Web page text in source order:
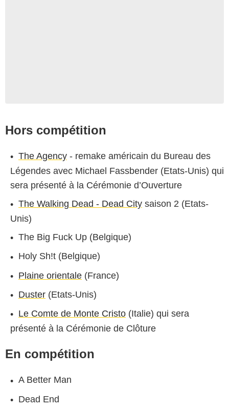
Hors compétition
The Agency - remake américain du Bureau des
Légendes avec Michael Fassbender (Etats-Unis) qui
sera présenté à la Cérémonie d’Ouverture
The Walking Dead - Dead City saison 2 (Etats-
Unis)
The Big Fuck Up (Belgique)
Holy Sh!t (Belgique)
Plaine orientale (France)
Duster (Etats-Unis)
Le Comte de Monte Cristo (Italie) qui sera
présenté à la Cérémonie de Clôture
En compétition
A Better Man
Dead End